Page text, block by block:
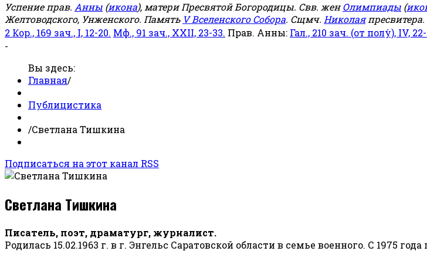
Успение прав. Анны (икона), матери Пресвятой Богородицы. Свв. женОлимпиады (
Желтоводского, Унженского. Память V Вселенского Собора. Сщмч. Николая
2 Кор., 169 зач., I, 12-20. Мф., 91 зач., XXII, 23-33. Прав. Анны: Гал., 210 зач. (от полу́), IV, 22-
-
Вы здесь:
Главная/
Публицистика
/Светлана Тишкина
Подписаться на этот канал RSS
Светлана Тишкина
Писатель, поэт, драматург, журналист.
Родилась 15.02.1963 г. в г. Энгельс Саратовской области в семье военного. С 1975